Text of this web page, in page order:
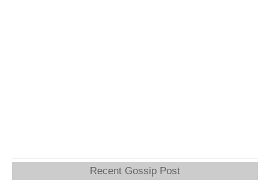
Recent Gossip Post